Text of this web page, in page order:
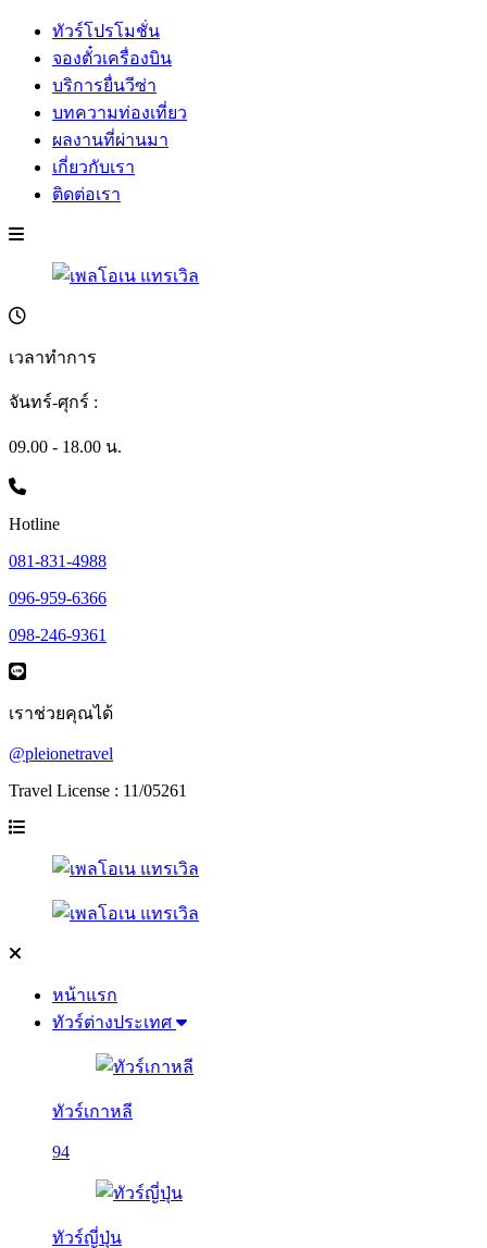
ทัวร์โปรโมชั่น
จองตั๋วเครื่องบิน
บริการยื่นวีซ่า
บทความท่องเที่ยว
ผลงานที่ผ่านมา
เกี่ยวกับเรา
ติดต่อเรา
เวลาทำการ
จันทร์-ศุกร์ :
09.00 - 18.00 น.
Hotline
081-831-4988
096-959-6366
098-246-9361
เราช่วยคุณได้
@pleionetravel
Travel License : 11/05261
หน้าแรก
ทัวร์ต่างประเทศ
ทัวร์เกาหลี
94
ทัวร์ญี่ปุ่น